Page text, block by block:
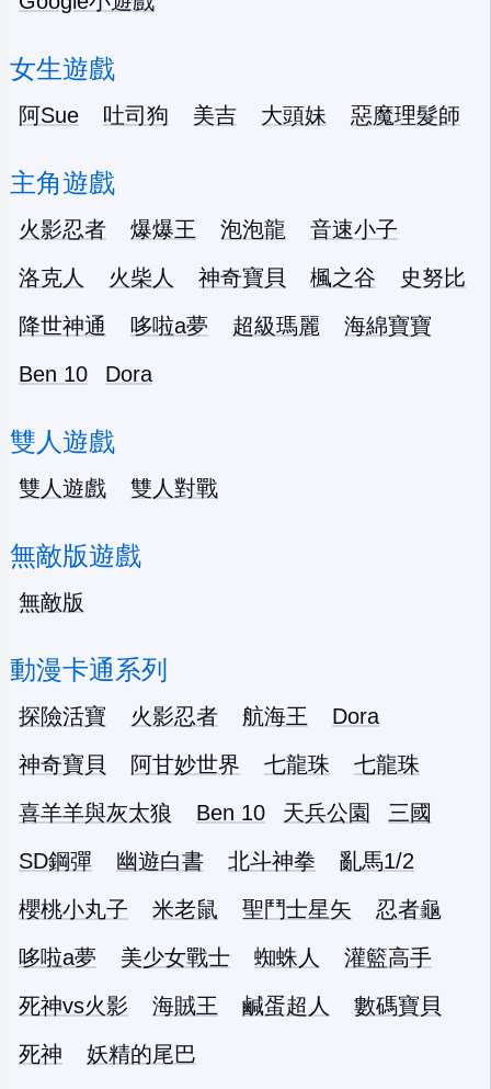
女生遊戲
阿Sue 吐司狗 美吉 大頭妹 惡魔理髮師
主角遊戲
火影忍者 爆爆王 泡泡龍
音速小子
洛克人
火柴人 神奇寶貝 楓之谷
史努比
降世神通
哆啦a夢 超級瑪麗
海綿寶寶
Ben 10
Dora
雙人遊戲
雙人遊戲 雙人對戰
無敵版遊戲
無敵版
動漫卡通系列
探險活寶 火影忍者 航海王
Dora
神奇寶貝
阿甘妙世界 七龍珠
七龍珠
喜羊羊與灰太狼
Ben 10 天兵公園
三國
SD鋼彈
幽遊白書 北斗神拳
亂馬1/2
櫻桃小丸子
米老鼠 聖鬥士星矢
忍者龜
哆啦a夢
美少女戰士 蜘蛛人
灌籃高手
死神vs火影
海賊王 鹹蛋超人
數碼寶貝
死神
妖精的尾巴